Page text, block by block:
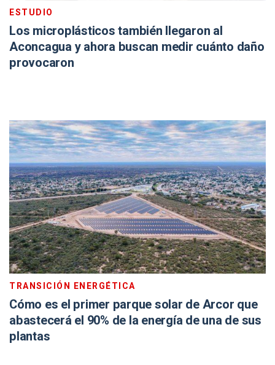
ESTUDIO
Los microplásticos también llegaron al
Aconcagua y ahora buscan medir cuánto daño
provocaron
TRANSICIÓN ENERGÉTICA
Cómo es el primer parque solar de Arcor que
abastecerá el 90% de la energía de una de sus
plantas